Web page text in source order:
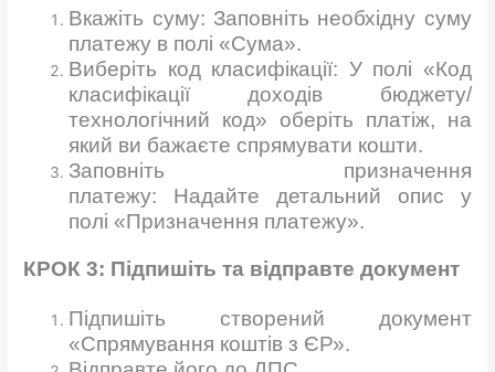
Вкажіть суму: Заповніть необхідну суму
платежу в полі «Сума».
Виберіть код класифікації: У полі «Код
класифікації доходів бюджету/
технологічний код» оберіть платіж, на
який ви бажаєте спрямувати кошти.
Заповніть призначення
платежу: Надайте детальний опис у
полі «Призначення платежу».
КРОК 3: Підпишіть та відправте документ
Підпишіть створений документ
«Спрямування коштів з ЄР».